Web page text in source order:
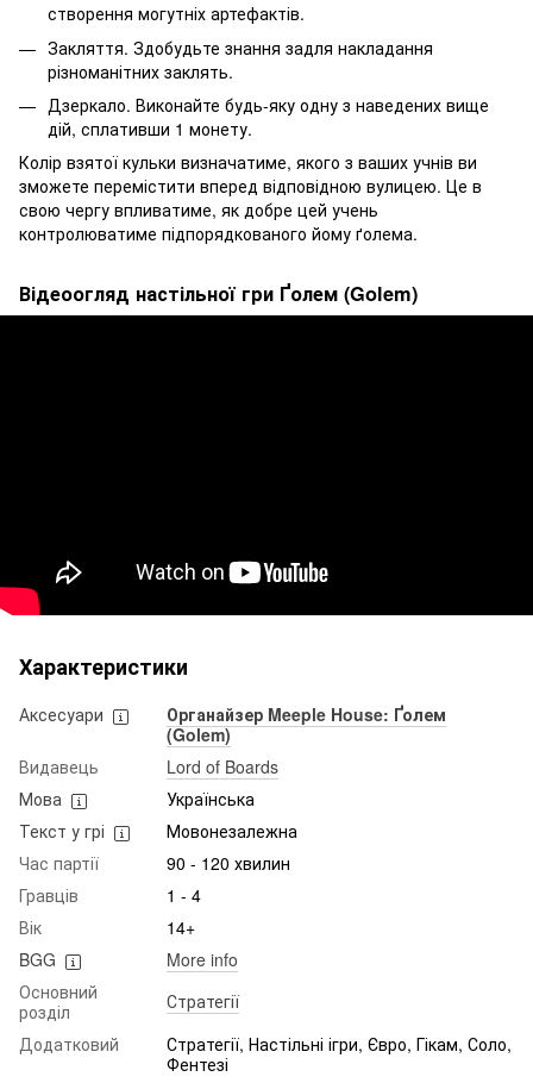
створення могутніх артефактів.
Закляття. Здобудьте знання задля накладання
різноманітних заклять.
Дзеркало. Виконайте будь-яку одну з наведених вище
дій, сплативши 1 монету.
Колір взятої кульки визначатиме, якого з ваших учнів ви
зможете перемістити вперед відповідною вулицею. Це в
свою чергу впливатиме, як добре цей учень
контролюватиме підпорядкованого йому ґолема.
Відеоогляд настільної гри Ґолем (Golem)
Характеристики
Аксесуари
Органайзер Meeple House: Ґолем
(Golem)
Видавець
Lord of Boards
Мова
Українська
Текст у грі
Мовонезалежна
Час партії
90 - 120 хвилин
Гравців
1 - 4
Вік
14+
BGG
More info
Основний
розділ
Стратегії
Додатковий
Стратегії, Настільні ігри, Євро, Гікам, Соло,
Фентезі